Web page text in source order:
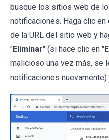
busque los sitios web de
notificaciones. Haga clic en
de la URL del sitio web y
"Eliminar" (si hace clic en "
malicioso una vez más, se
notificaciones nuevamente).